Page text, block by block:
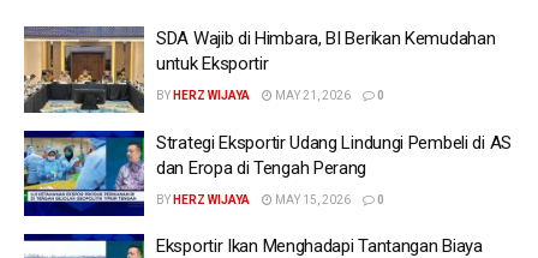
SDA Wajib di Himbara, BI Berikan Kemudahan
untuk Eksportir
BY HERZ WIJAYA MAY 21, 2026 0
Strategi Eksportir Udang Lindungi Pembeli di AS
dan Eropa di Tengah Perang
BY HERZ WIJAYA MAY 15, 2026 0
Eksportir Ikan Menghadapi Tantangan Biaya